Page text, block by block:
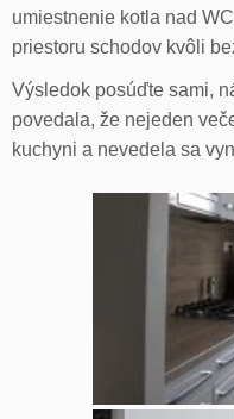
umiestnenie kotla nad
priestoru schodov kvôli
Výsledok posúďte sami,
povedala, že nejeden
kuchyni a nevedela sa